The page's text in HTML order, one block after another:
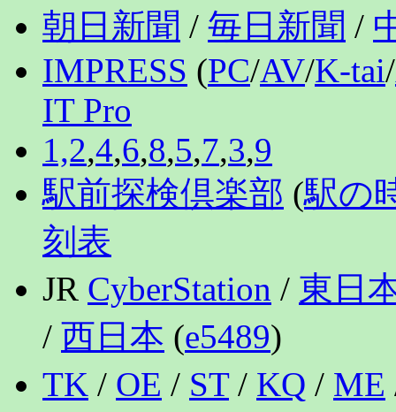
朝日新聞 / 毎日新聞 /
IMPRESS (PC/AV/K-tai/
IT Pro
1,2,4,6,8,5,7,3,9
駅前探検倶楽部 (駅の
刻表
JR CyberStation / 東日
/ 西日本 (e5489)
TK / OE / ST/ KQ / ME